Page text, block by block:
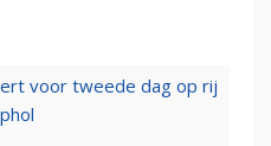
voor tweede dag op rij